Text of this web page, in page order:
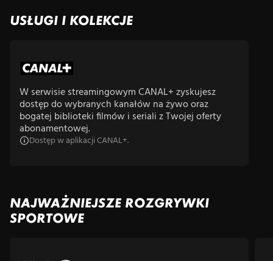
USŁUGI I KOLEKCJE
W serwisie streamingowym CANAL+ zyskujesz
dostęp do wybranych kanałów na żywo oraz
bogatej biblioteki filmów i seriali z Twojej oferty
abonamentowej.
Dostęp w aplikacji CANAL+.
NAJWAŻNIEJSZE ROZGRYWKI
SPORTOWE